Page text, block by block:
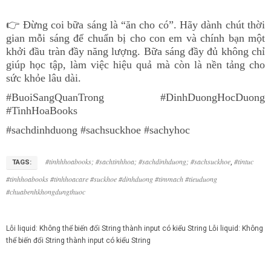
👉 Đừng coi bữa sáng là “ăn cho có”. Hãy dành chút thời
gian mỗi sáng để chuẩn bị cho con em và chính bạn một
khởi đầu tràn đầy năng lượng. Bữa sáng đầy đủ không chỉ
giúp học tập, làm việc hiệu quả mà còn là nền tảng cho
sức khỏe lâu dài.
#BuoiSangQuanTrong #DinhDuongHocDuong
#TinhHoaBooks
#sachdinhduong #sachsuckhoe #sachyhoc
TAGS: #tinhhhoabooks; #sachtinhhoa; #sachdinhduong; #sachsuckhoe #tintuc
#tinhhoabooks #tinhhoacare #suckhoe #dinhduong #timmach #tieuduong
#chuabenhkhongdungthuoc
Lỗi liquid: Không thể biến đổi String thành input có kiểu String Lỗi liquid: Không
thể biến đổi String thành input có kiểu String